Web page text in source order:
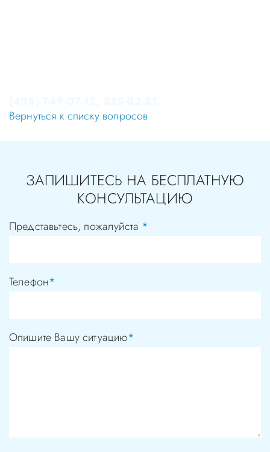
Вернуться к списку вопросов
ЗАПИШИТЕСЬ НА БЕСПЛАТНУЮ
КОНСУЛЬТАЦИЮ
Представьтесь, пожалуйста *
Телефон*
Опишите Вашу ситуацию*